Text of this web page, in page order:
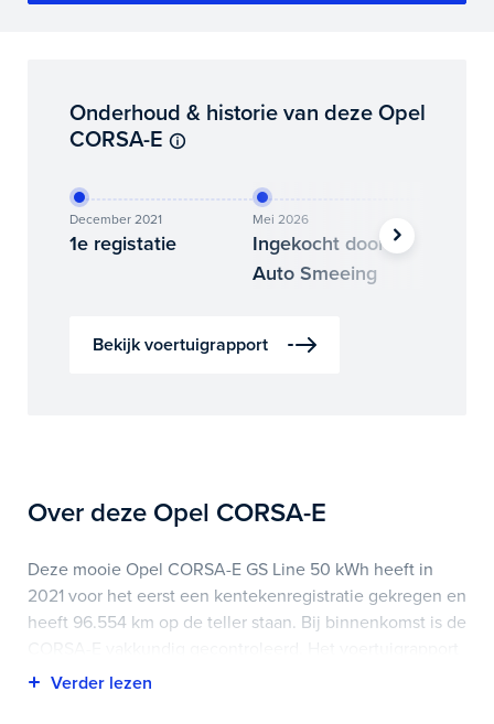
Onderhoud & historie van deze Opel
CORSA-E
December 2021
1e registatie
Mei 2026
Ingekocht door
Auto Smeeing
Bekijk voertuigrapport
Over deze Opel CORSA-E
Deze mooie Opel CORSA-E GS Line 50 kWh heeft in
2021 voor het eerst een kentekenregistratie gekregen en
heeft 96.554 km op de teller staan. Bij binnenkomst is de
is op deze pagina bij onderhoud en historie te